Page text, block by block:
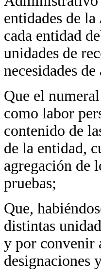
entidades de
cada entidad
unidades de
necesidades
Que el
como labor
contenido de
de la entidad,
agregación de
pruebas;
Que,
distintas
y por convenir
designaciones